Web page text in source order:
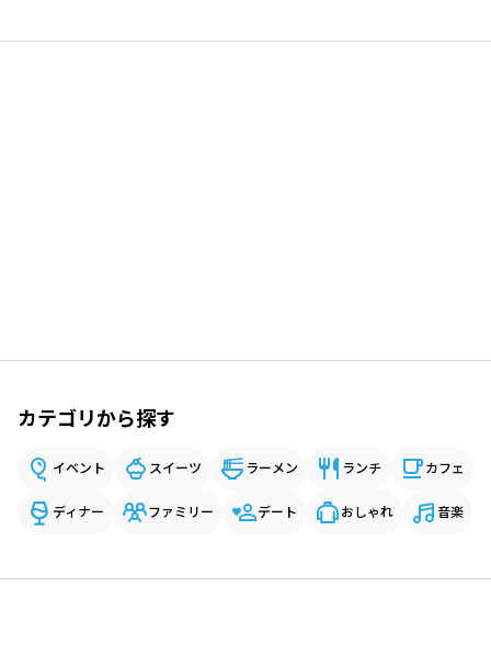
カテゴリから探す
イベント スイーツ ラーメン ランチ カフェ
ディナー ファミリー デート おしゃれ 音楽